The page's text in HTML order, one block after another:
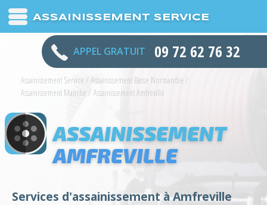
ASSAINISSEMENT SERVICE
APPEL GRATUIT 09 72 62 76 32
Assainissement Service / Assainissement Basse Normandie /
Assainissement Manche / Assainissement Amfreville
ASSAINISSEMENT
AMFREVILLE
Services d'assainissement à Amfreville